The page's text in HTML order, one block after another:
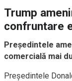
Trump
confruntare
Președintele
comercială mai
Președintele